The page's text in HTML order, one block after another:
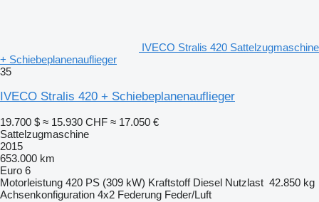
IVECO Stralis 420 Sattelzugmaschine
+ Schiebeplanenauflieger
35
IVECO Stralis 420 + Schiebeplanenauflieger
19.700 $ ≈ 15.930 CHF ≈ 17.050 €
Sattelzugmaschine
2015
653.000 km
Euro 6
Motorleistung 420 PS (309 kW) Kraftstoff Diesel Nutzlast 42.850 kg
Achsenkonfiguration 4x2 Federung Feder/Luft